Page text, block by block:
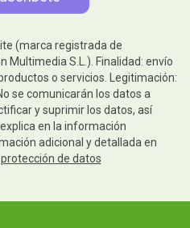
(marca registrada de
Multimedia S.L.). Finalidad: envío
o servicios. Legitimación:
se comunicarán los datos a
y suprimir los datos, así
en la información
adicional y detallada en
de datos